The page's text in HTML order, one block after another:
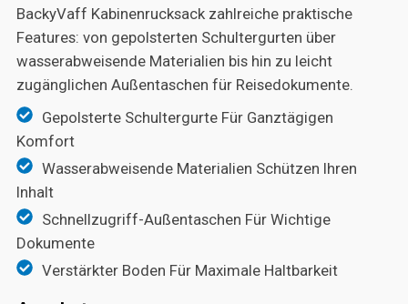
BackyVaff Kabinenrucksack zahlreiche praktische
Features: von gepolsterten Schultergurten über
wasserabweisende Materialien bis hin zu leicht
zugänglichen Außentaschen für Reisedokumente.
Gepolsterte Schultergurte Für Ganztägigen
Komfort
Wasserabweisende Materialien Schützen Ihren
Inhalt
Schnellzugriff-Außentaschen Für Wichtige
Dokumente
Verstärkter Boden Für Maximale Haltbarkeit